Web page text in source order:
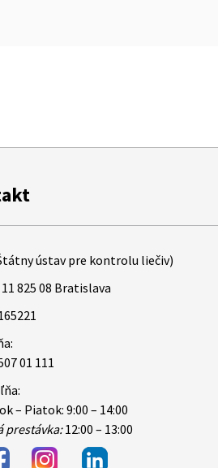
ústav pre kontrolu liečiv)
825 08 Bratislava
01 111
– Piatok: 9:00 – 14:00
prestávka:12:00 – 13:00